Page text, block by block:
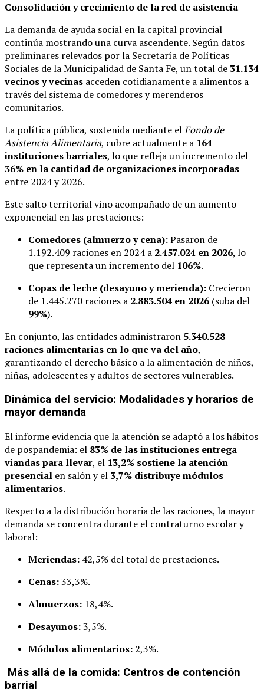
Consolidación y crecimiento de la red de asistencia
La demanda de ayuda social en la capital provincial
continúa mostrando una curva ascendente. Según datos
preliminares relevados por la Secretaría de Políticas
Sociales de la Municipalidad de Santa Fe, un total de 31.134
vecinos y vecinas acceden cotidianamente a alimentos a
través del sistema de comedores y merenderos
comunitarios.
La política pública, sostenida mediante elFondo de
Asistencia Alimentaria, cubre actualmente a 164
instituciones barriales, lo que refleja un incremento del
36% en la cantidad de organizaciones incorporadas
entre 2024 y 2026.
Este salto territorial vino acompañado de un aumento
exponencial en las prestaciones:
Comedores (almuerzo y cena):Pasaron de
1.192.409 raciones en 2024 a 2.457.024 en 2026, lo
que representa un incremento del 106%.
Copas de leche (desayuno y merienda): Crecieron
de 1.445.270 raciones a 2.883.504 en 2026 (suba del
99%).
En conjunto, las entidades administraron 5.340.528
raciones alimentarias en lo que va del año,
garantizando el derecho básico a la alimentación de niños,
niñas, adolescentes y adultos de sectores vulnerables.
Dinámica del servicio: Modalidades y horarios de
mayor demanda
El informe evidencia que la atención se adaptó a los hábitos
de pospandemia: el 83% de las instituciones entrega
viandas para llevar, el 13,2% sostiene la atención
presencial en salón y el 3,7% distribuye módulos
alimentarios.
Respecto a la distribución horaria de las raciones, la mayor
demanda se concentra durante el contraturno escolar y
laboral:
Meriendas: 42,5% del total de prestaciones.
Cenas:33,3%.
Almuerzos: 18,4%.
Desayunos:3,5%.
Módulos alimentarios: 2,3%.
Más allá de la comida: Centros de contención
barrial